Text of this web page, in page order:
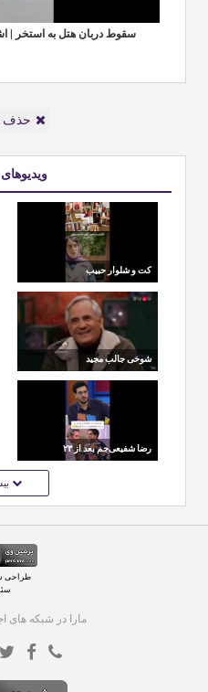
سقوط دربان هتل به استخر |
حذف
کت و شلوار حبیب
لیسانسه‌ها جهانی شد؛
استوری جالب هوتن
شوخی جالب مجید
مظفری با پزشکیان روی
آنتن تلویزیون
رضا شفیعی‌جم بعد از ۲۳
طراحی
مارا در شبکه های